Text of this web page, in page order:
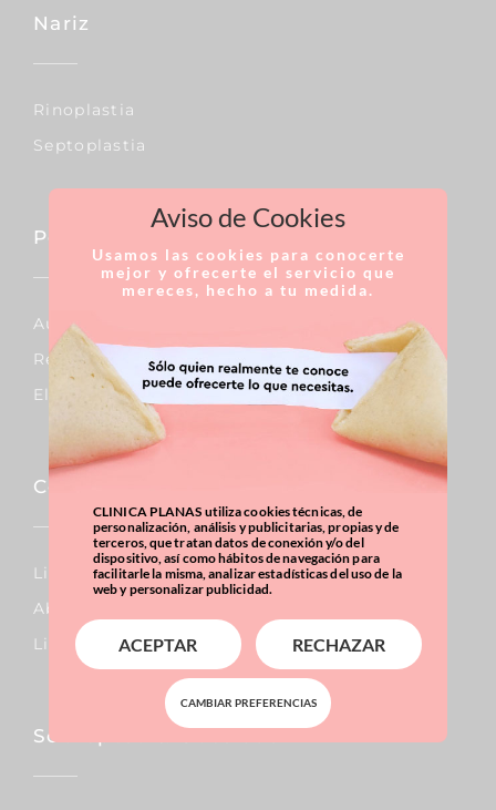
Nariz
Rinoplastia
Septoplastia
Pecho
Aumento De Pecho
Reducción De Pecho
Elevación De Pecho
Corporal
Lipo Vaser
Abdominoplastia
Liposucción
Sobrepeso & Obesidad
Aviso de Cookies
Usamos las cookies para conocerte
mejor y ofrecerte el servicio que
mereces, hecho a tu medida.
CLINICA PLANAS utiliza cookies técnicas, de
personalización, análisis y publicitarias, propias y de
terceros, que tratan datos de conexión y/o del
dispositivo, así como hábitos de navegación para
facilitarle la misma, analizar estadísticas del uso de la
web y personalizar publicidad.
ACEPTAR RECHAZAR
CAMBIAR PREFERENCIAS